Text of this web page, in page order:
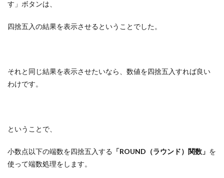
す」ボタンは、
四捨五入の結果を表示させるということでした。
それと同じ結果を表示させたいなら、数値を四捨五入すれば良い
わけです。
ということで、
小数点以下の端数を四捨五入する 「ROUND（ラウンド）関数」 を
使って端数処理をします。